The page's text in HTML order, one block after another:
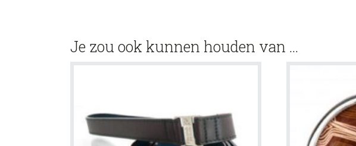
Je zou ook kunnen houden van …